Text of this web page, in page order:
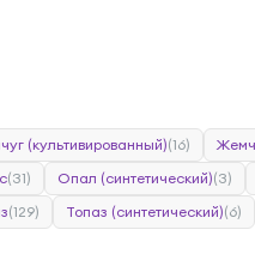
(культивированный)(16)
(31) Опал (синтетический)(3)
(129) Топаз (синтетический)(6)